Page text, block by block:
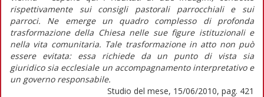
rispettivamente sui consigli pastorali parrocchiali e sui
parroci. Ne emerge un quadro complesso di profonda
trasformazione della Chiesa nelle sue figure istituzionali e
nella vita comunitaria. Tale trasformazione in atto non può
essere evitata: essa richiede da un punto di vista sia
giuridico sia ecclesiale un accompagnamento interpretativo e
un governo responsabile.
Studio del mese, 15/06/2010, pag. 421